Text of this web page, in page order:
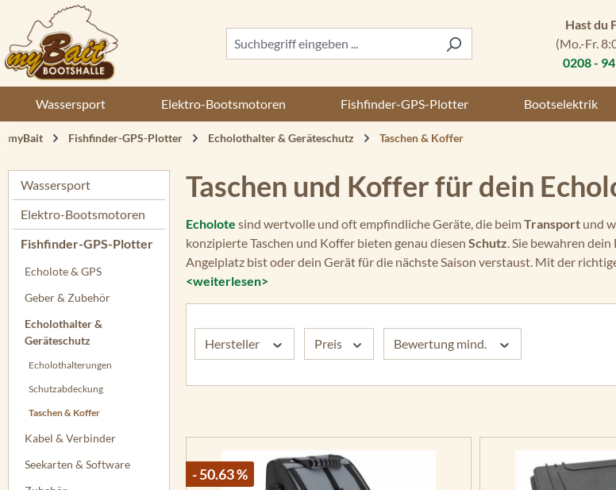
Hauptinhalt springen
Zur Suche springen
Zur Hauptnavigation springen
Hast du
(Mo.-Fr.
0208 -
Wassersport Elektro-Bootsmotoren Fishfinder-GPS-Plotter Bootselektrik
myBait Fishfinder-GPS-Plotter Echolothalter & Geräteschutz Taschen & Koffer
Wassersport
Elektro-Bootsmotoren
Fishfinder-GPS-Plotter
Echolote & GPS
Geber & Zubehör
Echolothalter &
Geräteschutz
Echolothalterungen
Schutzabdeckung
Taschen & Koffer
Kabel & Verbinder
Seekarten & Software
Taschen und Koffer für dein
Echolote sind wertvolle und oft empfindliche Geräte, die beimTransport und
konzipierte Taschen und Koffer bieten genau diesen Schutz. Sie bewahren
Angelplatz bist oder dein Gerät für die nächste Saison verstaust. Mit der
<weiterlesen>
Hersteller Preis Bewertung mind.
- 50.63 %